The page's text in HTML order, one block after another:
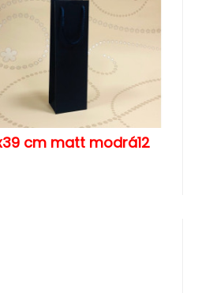
cm matt modrá12